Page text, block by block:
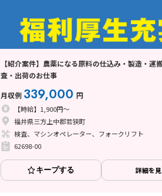
【紹介案件】農薬になる原料の仕込み・製造・運
査・出荷のお仕事
月収例 339,000 円
【時給】1,900円～
福井県三方上中郡若狭町
検査、マシンオペレーター、フォークリフト
62698-00
キープする 詳細を